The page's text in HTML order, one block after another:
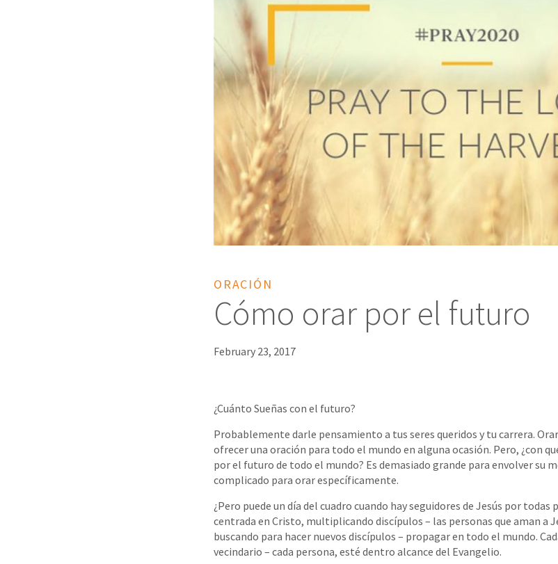
ORACIÓN
Cómo orar por el futuro
February 23, 2017
¿Cuánto Sueñas con el futuro?
Probablemente darle pensamiento a tus seres queridos y tu carrera.
ofrecer una oración para todo el mundo en alguna ocasión. Pero, ¿con
por el futuro de todo el mundo? Es demasiado grande para envolver su
complicado para orar específicamente.
¿Pero puede un día del cuadro cuando hay seguidores de Jesús por
centrada en Cristo, multiplicando discípulos – las personas que aman a
buscando para hacer nuevos discípulos – propagar en todo el mundo.
vecindario – cada persona, esté dentro alcance del Evangelio.